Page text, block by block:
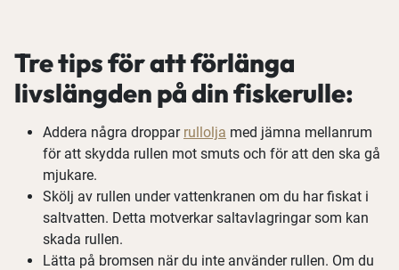
Tre tips för att förlänga
livslängden på din fiskerulle:
Addera några droppar rullolja med jämna mellanrum
för att skydda rullen mot smuts och för att den ska gå
mjukare.
Skölj av rullen under vattenkranen om du har fiskat i
saltvatten. Detta motverkar saltavlagringar som kan
skada rullen.
Lätta på bromsen när du inte använder rullen. Om du